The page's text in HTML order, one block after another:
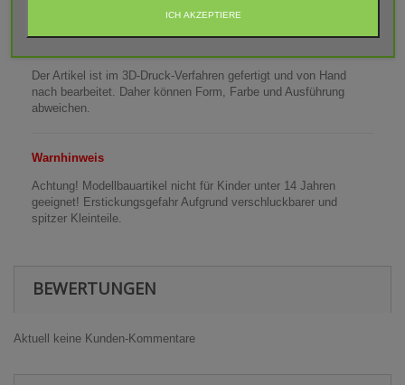
Der Artikel ist im 3D-Druck-Verfahren gefertigt und von Hand
nach bearbeitet. Daher können Form, Farbe und Ausführung
abweichen.
Warnhinweis
Achtung! Modellbauartikel nicht für Kinder unter 14 Jahren
geeignet! Erstickungsgefahr Aufgrund verschluckbarer und
spitzer Kleinteile.
BEWERTUNGEN
Aktuell keine Kunden-Kommentare
ICH AKZEPTIERE